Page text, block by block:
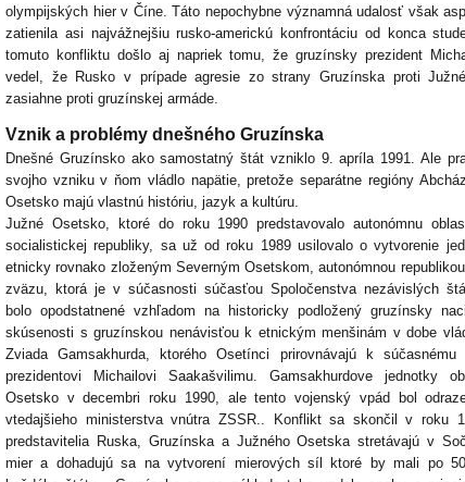
olympijských hier v Číne. Táto nepochybne významná udalosť však
zatienila asi najvážnejšiu rusko-americkú konfrontáciu od konca
tomuto konfliktu došlo aj napriek tomu, že gruzínsky prezident
vedel, že Rusko v prípade agresie zo strany Gruzínska proti
zasiahne proti gruzínskej armáde.
Vznik a problémy dnešného Gruzínska
Dnešné Gruzínsko ako samostatný štát vzniklo 9. apríla 1991. Ale
svojho vzniku v ňom vládlo napätie, pretože separátne regióny
Osetsko majú vlastnú históriu, jazyk a kultúru.
Južné Osetsko, ktoré do roku 1990 predstavovalo autonómnu
socialistickej republiky, sa už od roku 1989 usilovalo o vytvorenie
etnicky rovnako zloženým Severným Osetskom, autonómnou
zväzu, ktorá je v súčasnosti súčasťou Spoločenstva nezávislých
bolo opodstatnené vzhľadom na historicky podložený gruzínsky
skúsenosti s gruzínskou nenávisťou k etnickým menšinám v dobe
Zviada Gamsakhurda, ktorého Osetínci prirovnávajú k súčasnému
prezidentovi Michailovi Saakašvilimu. Gamsakhurdove jednotky
Osetsko v decembri roku 1990, ale tento vojenský vpád bol
vtedajšieho ministerstva vnútra ZSSR.. Konflikt sa skončil v roku
predstavitelia Ruska, Gruzínska a Južného Osetska stretávajú v
mier a dohadujú sa na vytvorení mierových síl ktoré by mali po